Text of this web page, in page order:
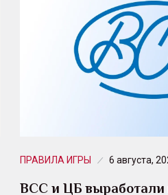
ПРАВИЛА ИГРЫ 6 августа,
ВСС и ЦБ выработали